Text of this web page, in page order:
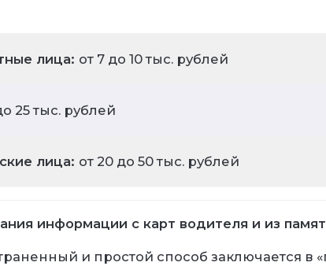
лица: от 7 до 10 тыс. рублей
25 тыc. рублей
лица: от 20 до 50 тыс. рублей
информации с карт водителя и из
и простой способ заключается в